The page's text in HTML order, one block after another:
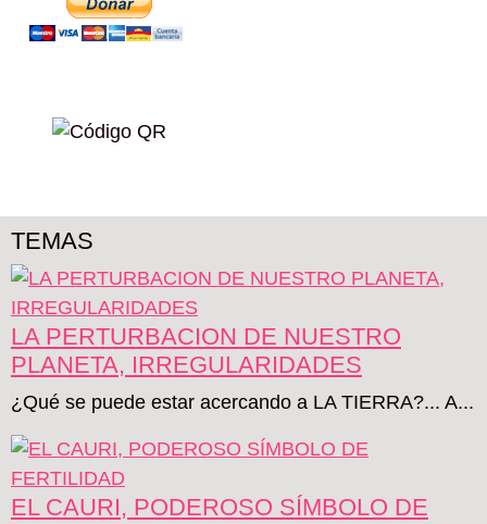
TEMAS
LA PERTURBACION DE NUESTRO
PLANETA, IRREGULARIDADES
¿Qué se puede estar acercando a LA TIERRA?... A...
EL CAURI, PODEROSO SÍMBOLO DE